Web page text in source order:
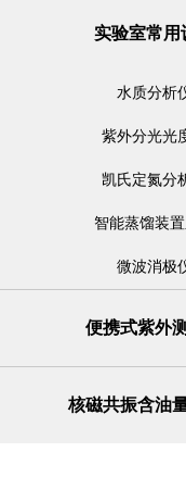
实验室常用
水质分析
紫外分光光
凯氏定氮分
智能蒸馏装
微波消极
便携式紫外
核磁共振含油